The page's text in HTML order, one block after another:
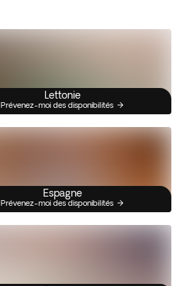
Lettonie
Prévenez-moi des disponibilités
Espagne
Prévenez-moi des disponibilités